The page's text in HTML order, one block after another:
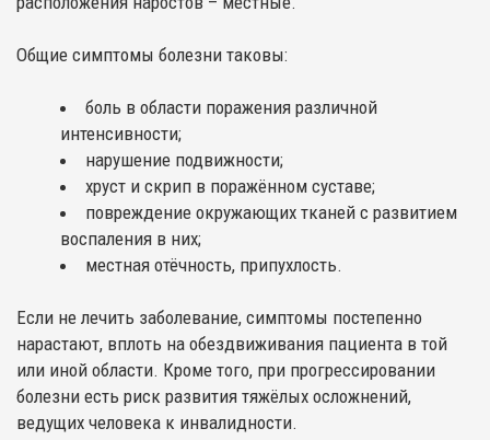
Общие симптомы болезни таковы:
боль в области поражения различной
интенсивности;
нарушение подвижности;
хруст и скрип в поражённом суставе;
повреждение окружающих тканей с развитием
воспаления в них;
местная отёчность, припухлость.
Если не лечить заболевание, симптомы постепенно
нарастают, вплоть на обездвиживания пациента в той
или иной области. Кроме того, при прогрессировании
болезни есть риск развития тяжёлых осложнений,
ведущих человека к инвалидности.